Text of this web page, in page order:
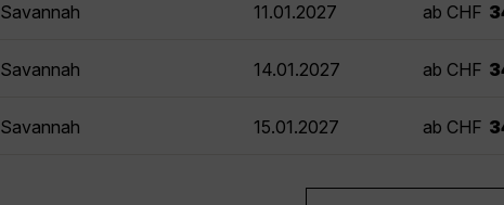
Savannah 11.01.2027 ab CHF
Savannah 14.01.2027 ab CHF
Savannah 15.01.2027 ab CHF